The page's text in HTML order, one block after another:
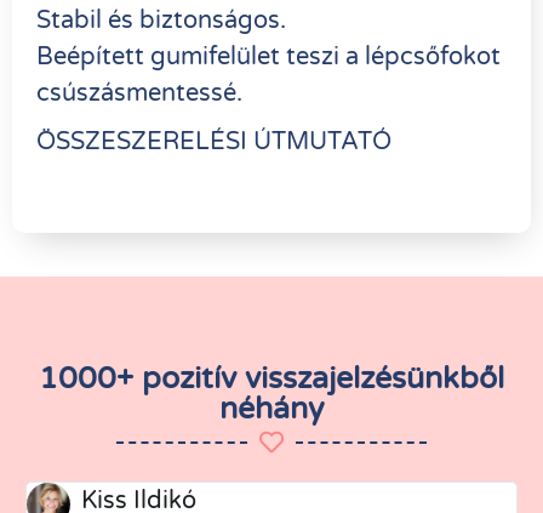
Stabil és biztonságos.
Beépített gumifelület teszi a lépcsőfokot
csúszásmentessé.
ÖSSZESZERELÉSI ÚTMUTATÓ
1000+ pozitív visszajelzésünkből
néhány
Kiss Ildikó